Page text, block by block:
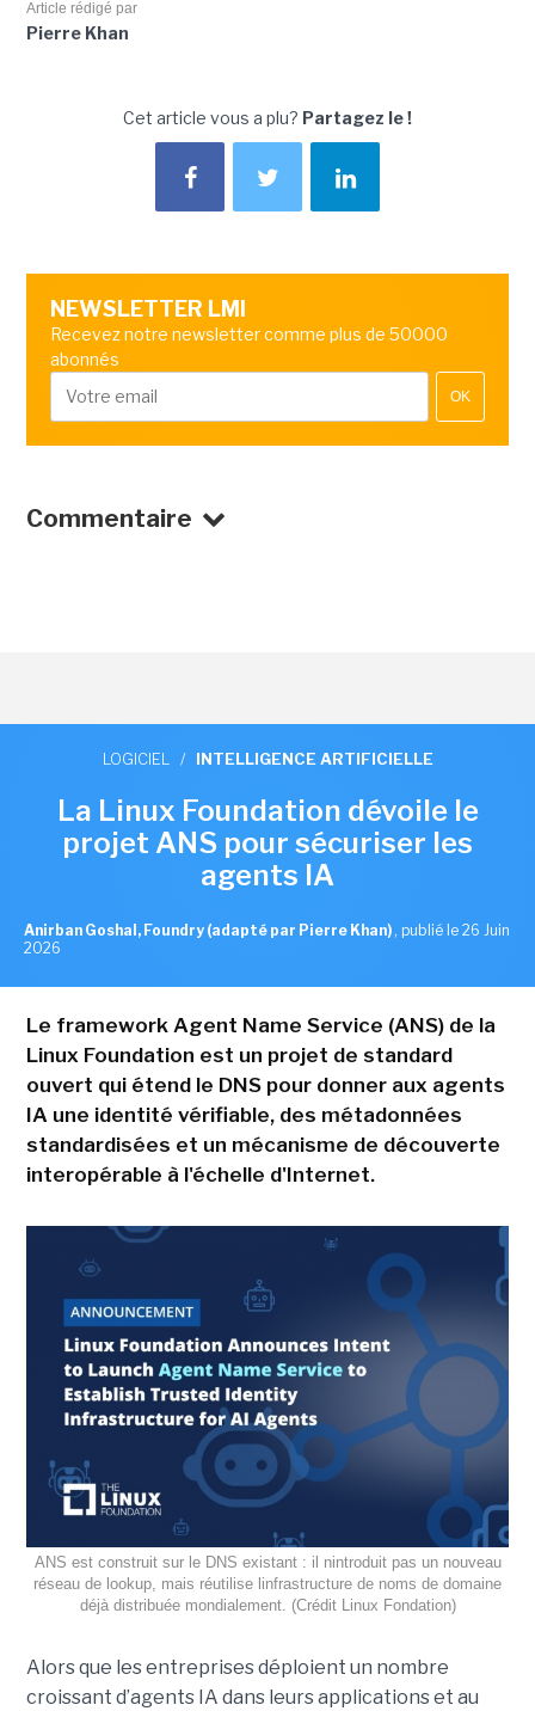
Article rédigé par
Pierre Khan
Cet article vous a plu? Partagez le !
NEWSLETTER LMI
Recevez notre newsletter comme plus de 50000
abonnés
OK
Commentaire
LOGICIEL / INTELLIGENCE ARTIFICIELLE
La Linux Foundation dévoile le
projet ANS pour sécuriser les
agents IA
Anirban Goshal, Foundry (adapté par Pierre Khan) , publié le 26 Juin
2026
Le framework Agent Name Service (ANS) de la
Linux Foundation est un projet de standard
ouvert qui étend le DNS pour donner aux agents
IA une identité vérifiable, des métadonnées
standardisées et un mécanisme de découverte
interopérable à l'échelle d'Internet.
ANS est construit sur le DNS existant : il nintroduit pas un nouveau
réseau de lookup, mais réutilise linfrastructure de noms de domaine
déjà distribuée mondialement. (Crédit Linux Fondation)
Alors que les entreprises déploient un nombre
croissant d’agents IA dans leurs applications et au